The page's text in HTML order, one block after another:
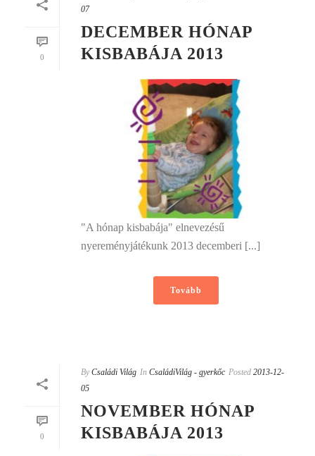
0
07
DECEMBER HÓNAP
KISBABÁJA 2013
"A hónap kisbabája" elnevezésű
nyereményjátékunk 2013 decemberi [...]
Tovább
0
By Családi Világ In CsaládiVilág - gyerkőc Posted 2013-12-
05
NOVEMBER HÓNAP
KISBABÁJA 2013